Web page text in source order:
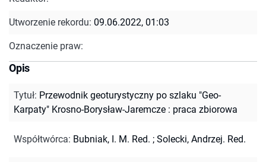
Utworzenie rekordu: 09.06.2022, 01:03
Oznaczenie praw:
Opis
Tytuł: Przewodnik geoturystyczny po szlaku "Geo-
Karpaty" Krosno-Borysław-Jaremcze : praca zbiorowa
Współtwórca: Bubniak, I. M. Red. ; Solecki, Andrzej. Red.